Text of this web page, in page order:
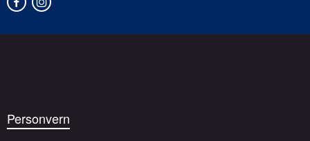
Personvern